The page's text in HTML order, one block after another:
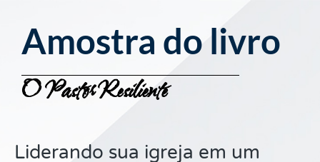
Amostra do livro
O Pastor Resiliente
Liderando sua igreja em um